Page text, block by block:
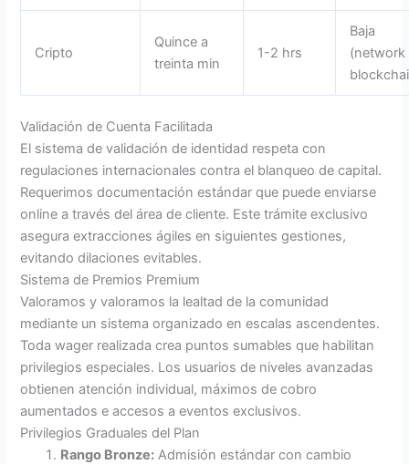
Cripto
Quince a
treinta min
1-2 hrs
Baja
(network
Validación de Cuenta Facilitada
El sistema de validación de identidad respeta con
regulaciones internacionales contra el blanqueo de capital.
Requerimos documentación estándar que puede enviarse
online a través del área de cliente. Este trámite exclusivo
asegura extracciones ágiles en siguientes gestiones,
evitando dilaciones evitables.
Sistema de Premios Premium
Valoramos y valoramos la lealtad de la comunidad
mediante un sistema organizado en escalas ascendentes.
Toda wager realizada crea puntos sumables que habilitan
privilegios especiales. Los usuarios de niveles avanzadas
obtienen atención individual, máximos de cobro
aumentados e accesos a eventos exclusivos.
Privilegios Graduales del Plan
Rango Bronze: Admisión estándar con cambio